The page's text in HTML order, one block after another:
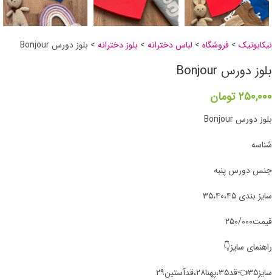
نیکابوتیک > فروشگاه > لباس دخترانه > بلوز دخترانه > بلوز دورس Bonjour
بلوز دورس Bonjour
۲۵۰,۰۰۰ تومان
بلوز دورس Bonjour
شناسه
جنس دورس پنبه
سایز بندی ۳۵،۴۰،۴۵
قیمت۲۵۰/۰۰۰
راهنمای سایز👇
سایز۳۵👈قد۳۵،پهنا۲۸،قدآستین۲۹